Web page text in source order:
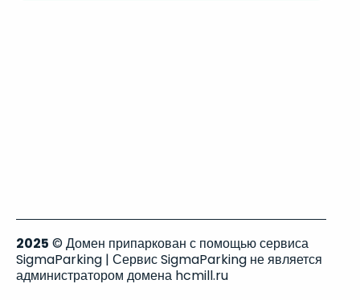
2025 © Домен припаркован с помощью сервиса
SigmaParking | Сервис SigmaParking не является
администратором домена hcmill.ru